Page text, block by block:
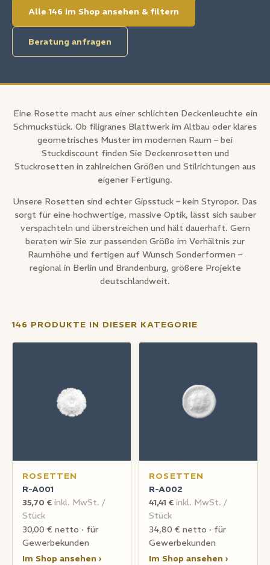
Alle 146 im Shop ansehen & filtern
Beratung anfragen
Eine Rosette macht aus einer schlichten Deckenleuchte ein
Schmuckstück. Ob filigranes Blattwerk im Altbau oder klares
geometrisches Muster im modernen Raum – bei
Stuckdiscount finden Sie Deckenrosetten und
Stuckrosetten in zahlreichen Größen und Stilrichtungen aus
eigener Fertigung.
Unsere Rosetten sind echter Gipsstuck – kein Styropor. Das
sorgt für eine hochwertige, massive Optik, lässt sich sauber
verspachteln und überstreichen und hält dauerhaft. Gern
beraten wir Sie zur passenden Größe im Verhältnis zur
Raumhöhe und fertigen auf Wunsch Sonderformen –
regional in Berlin und Brandenburg, größere Projekte
deutschlandweit.
146 PRODUKTE IN DIESER KATEGORIE
ROSETTEN
R-A001
35,70 € inkl. MwSt. /
Stück
30,00 € netto · für
Gewerbekunden
Im Shop ansehen ›
ROSETTEN
R-A002
41,41 € inkl. MwSt. /
Stück
34,80 € netto · für
Gewerbekunden
Im Shop ansehen ›